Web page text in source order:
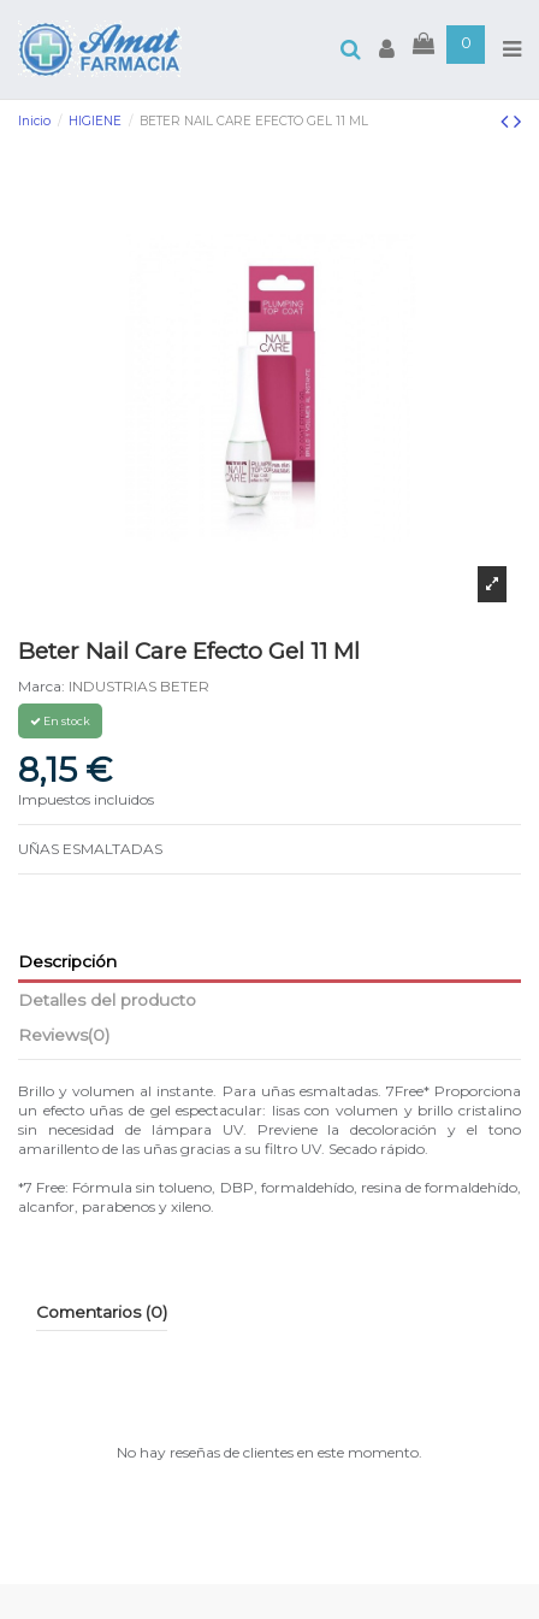
0
Inicio HIGIENE BETER NAIL CARE EFECTO GEL 11 ML
Beter Nail Care Efecto Gel 11 Ml
Marca: INDUSTRIAS BETER
En stock
8,15 €
Impuestos incluidos
UÑAS ESMALTADAS
Descripción
Detalles del producto
Reviews(0)
Brillo y volumen al instante. Para uñas esmaltadas. 7Free* Proporciona
un efecto uñas de gel espectacular: lisas con volumen y brillo cristalino
sin necesidad de lámpara UV. Previene la decoloración y el tono
amarillento de las uñas gracias a su filtro UV. Secado rápido.
*7 Free: Fórmula sin tolueno, DBP, formaldehído, resina de formaldehído,
alcanfor, parabenos y xileno.
Comentarios (0)
No hay reseñas de clientes en este momento.